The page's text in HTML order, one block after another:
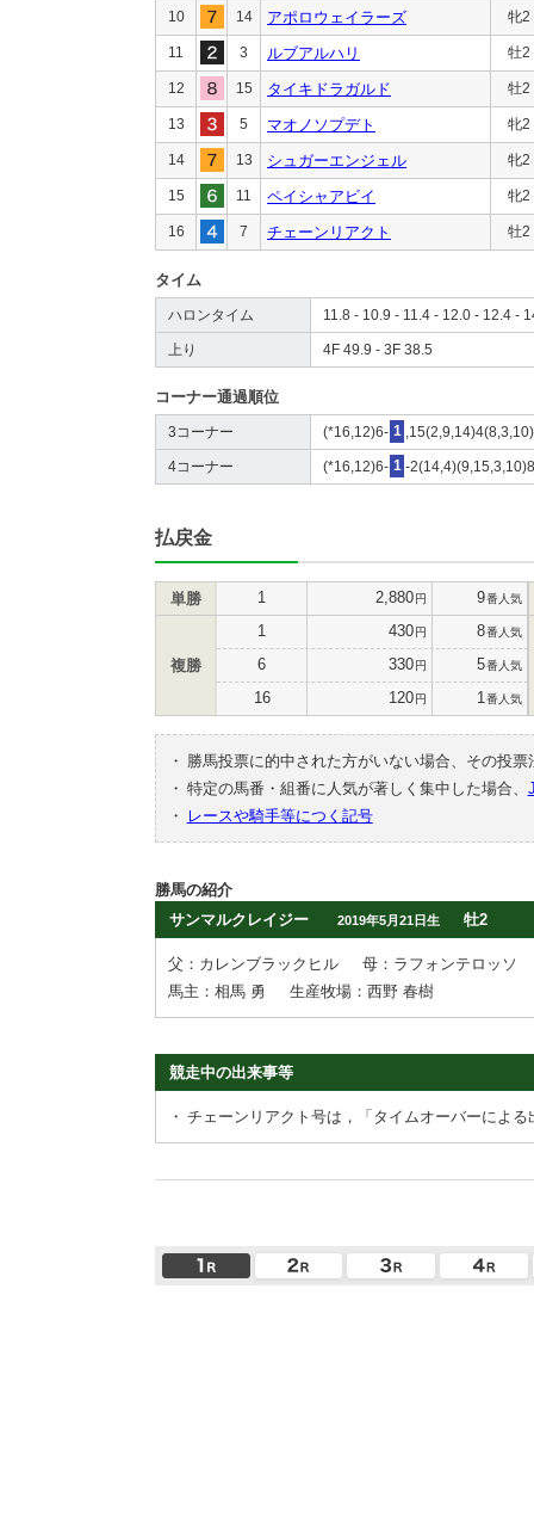
10 14 アポロウェイラーズ 牝2
11 3 ルブアルハリ 牡2
12 15 タイキドラガルド 牡2
13 5 マオノソプデト 牝2
14 13 シュガーエンジェル 牝2
15 11 ペイシャアビイ 牝2
16 7 チェーンリアクト 牡2
タイム
ハロンタイム 11.8 - 10.9 - 11.4 - 12.0 - 12.4 -
上り 4F 49.9 - 3F 38.5
コーナー通過順位
3コーナー (*16,12)6- 1
4コーナー (*16,12)6- 1 -
払戻金
単勝 1 2,880円 9番人気
複勝
1 430円 8番人気
6 330円 5番人気
16 120円 1 番人気
・
勝馬投票に的中された方がいない場合、その投
・ 特定の馬番・組番に人気が著しく集中した場合、
・
レースや騎手等につく記号
勝馬の紹介
サンマルクレイジー
2019年5月21日生 牡2
父：カレンブラックヒル
母：ラフォンテロッソ
馬主：相馬 勇
生産牧場：西野 春樹
競走中の出来事等
・ チェーンリアクト号は，「タイムオーバーによ